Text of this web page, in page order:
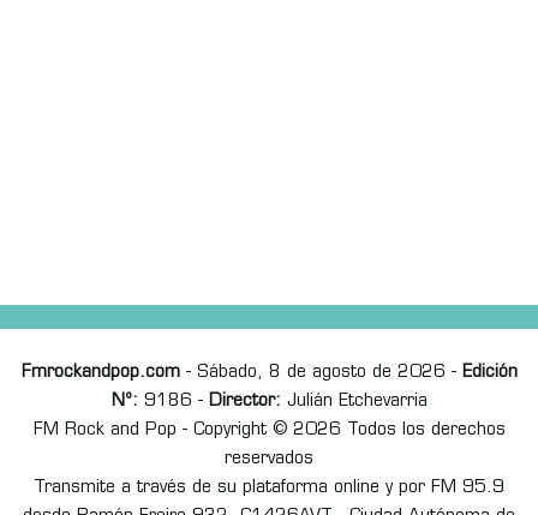
Fmrockandpop.com- Sábado, 8 de agosto de 2026 - Edición
Nº: 9186 - Director: Julián Etchevarria
FM Rock and Pop - Copyright © 2026 Todos los derechos
reservados
Transmite a través de su plataforma online y por FM 95.9